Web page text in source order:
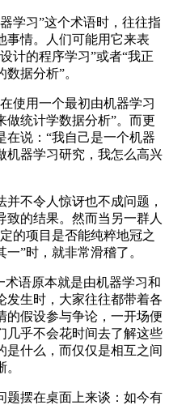
习”这个术语时，往往指
事情。人们可能用它来表
计的程序学习”或者“我正
据分析”。
用一个最初由机器学习
做统计学数据分析”。而更
在说：“我自己是一个机器
机器学习研究，我怎么高兴
不令人惊讶也不成问题，
致的结果。然而当另一群人
的项目是否能纯粹地冠之
”时，就非常滑稽了。
语原本就是由机器学习和
发生时，大家往往都带着各
的假设参与争论，一开场便
几乎不会花时间去了解这些
是什么，而仅仅是相互之间
摆在桌面上来谈：如今有